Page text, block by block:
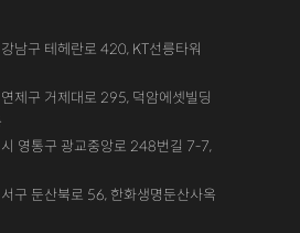
남구 테헤란로 420, KT선릉타워
제구 거제대로 295, 덕암에셋빌딩
시 영통구 광교중앙로 248번길 7-7,
구 둔산북로 56, 한화생명둔산사옥